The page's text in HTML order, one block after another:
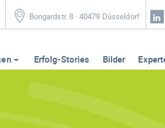
Bongardstr. 8 · 40479 Düsseldorf
Erfolg-Stories Bilder